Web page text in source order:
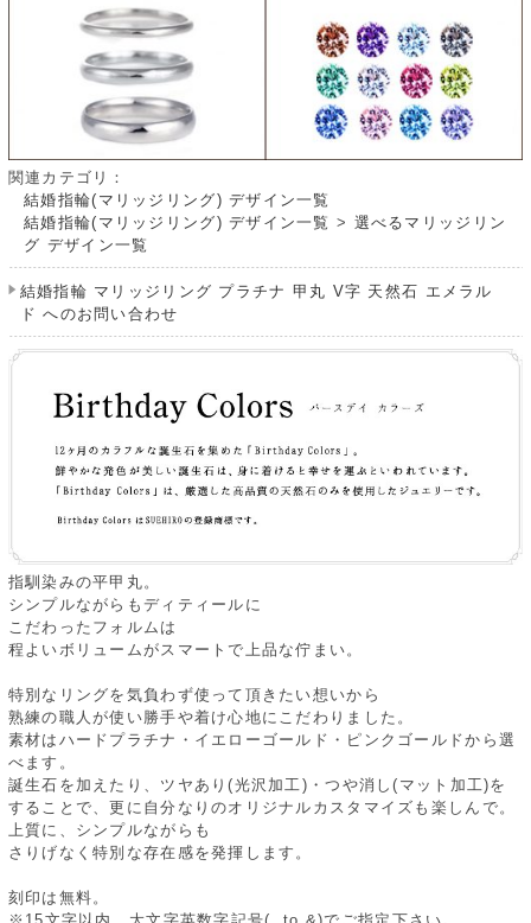
関連カテゴリ：
結婚指輪(マリッジリング) デザイン一覧
結婚指輪(マリッジリング) デザイン一覧 > 選べるマリッジリン
グ デザイン一覧
結婚指輪 マリッジリング プラチナ 甲丸 V字 天然石 エメラル
ド へのお問い合わせ
指馴染みの平甲丸。
シンプルながらもディティールに
こだわったフォルムは
程よいボリュームがスマートで上品な佇まい。
特別なリングを気負わず使って頂きたい想いから
熟練の職人が使い勝手や着け心地にこだわりました。
素材はハードプラチナ・イエローゴールド・ピンクゴールドから選
べます。
誕生石を加えたり、ツヤあり(光沢加工)・つや消し(マット加工)を
することで、更に自分なりのオリジナルカスタマイズも楽しんで。
上質に、シンプルながらも
さりげなく特別な存在感を発揮します。
刻印は無料。